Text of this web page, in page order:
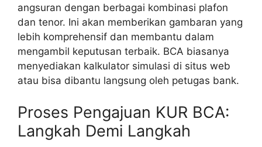
angsuran dengan berbagai kombinasi plafon
dan tenor. Ini akan memberikan gambaran yang
lebih komprehensif dan membantu dalam
mengambil keputusan terbaik. BCA biasanya
menyediakan kalkulator simulasi di situs web
atau bisa dibantu langsung oleh petugas bank.
Proses Pengajuan KUR BCA:
Langkah Demi Langkah